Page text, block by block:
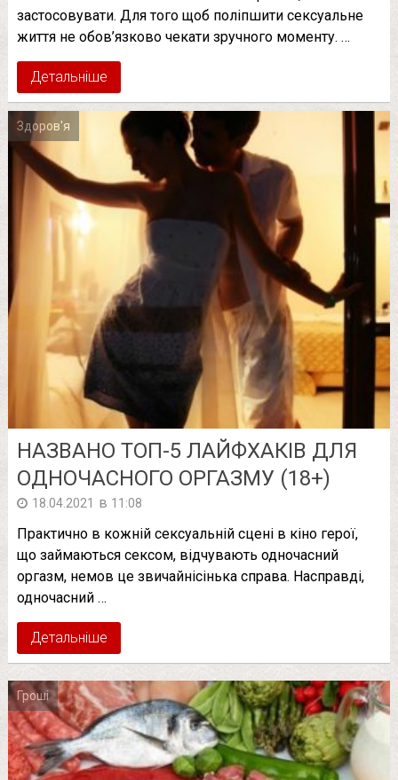
застосовувати. Для того щоб поліпшити сексуальне
життя не обов’язково чекати зручного моменту. …
Детальніше
Здоров'я
НАЗВАНО ТОП-5 ЛАЙФХАКІВ ДЛЯ
ОДНОЧАСНОГО ОРГАЗМУ (18+)
18.04.2021 в 11:08
Практично в кожній сексуальній сцені в кіно герої,
що займаються сексом, відчувають одночасний
оргазм, немов це звичайнісінька справа. Насправді,
одночасний …
Детальніше
Гроші